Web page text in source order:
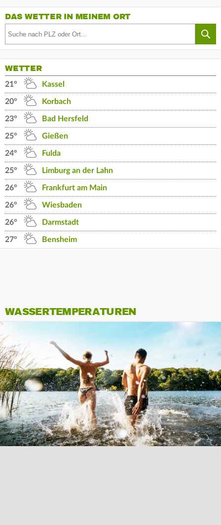
DAS WETTER IN MEINEM ORT
WETTER
21° Kassel
20° Korbach
23° Bad Hersfeld
25° Gießen
24° Fulda
25° Limburg an der Lahn
26° Frankfurt am Main
26° Wiesbaden
26° Darmstadt
27° Bensheim
WASSERTEMPERATUREN